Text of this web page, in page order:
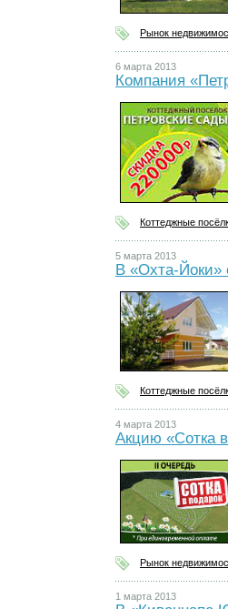
Рынок
6 марта 2013
Компания
Коттеджные
5 марта 2013
В «Охта-Йоки»
Коттеджные
4 марта 2013
Акцию «Сотка
Рынок
1 марта 2013